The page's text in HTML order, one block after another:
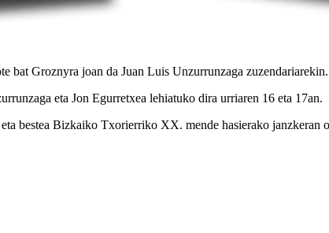
bat Groznyra joan da Juan Luis Unzurrunzaga zuzendariarekin.
eta Jon Egurretxea lehiatuko dira urriaren 16 eta 17an.
bestea Bizkaiko Txorierriko XX. mende hasierako janzkeran